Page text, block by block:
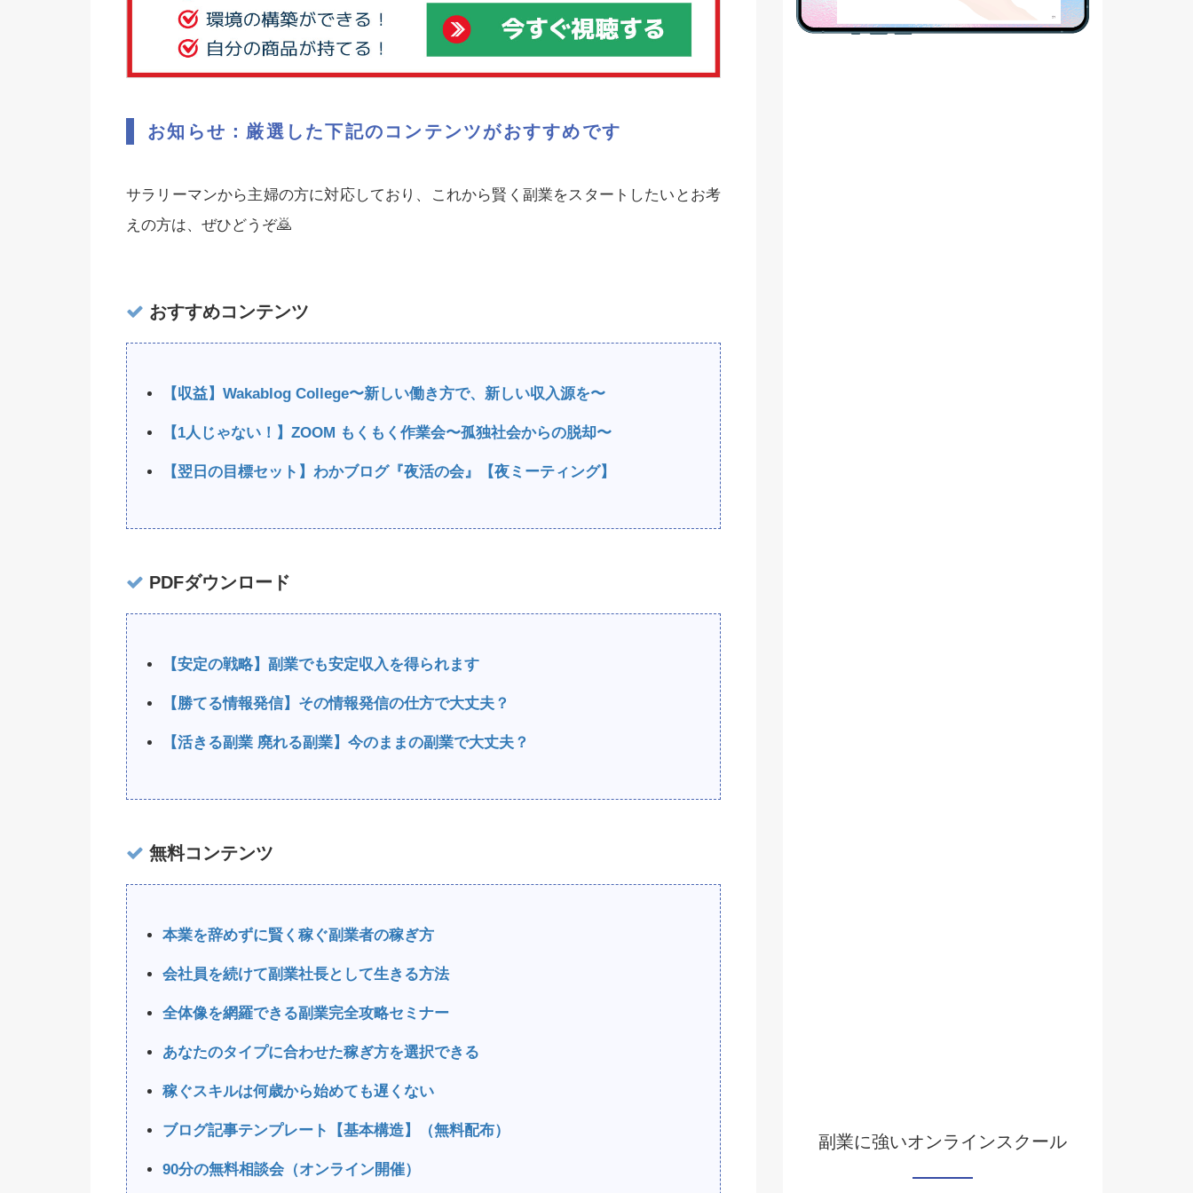
お知らせ：厳選した下記のコンテンツがおすすめです
サラリーマンから主婦の方に対応しており、これから賢く副業をスタートしたいとお考
えの方は、ぜひどうぞ🙇‍
おすすめコンテンツ
【収益】Wakablog College〜新しい働き方で、新しい収入源を〜
【1人じゃない！】ZOOM もくもく作業会〜孤独社会からの脱却〜
【翌日の目標セット】わかブログ『夜活の会』【夜ミーティング】
PDFダウンロード
【安定の戦略】副業でも安定収入を得られます
【勝てる情報発信】その情報発信の仕方で大丈夫？
【活きる副業 廃れる副業】今のままの副業で大丈夫？
無料コンテンツ
本業を辞めずに賢く稼ぐ副業者の稼ぎ方
会社員を続けて副業社長として生きる方法
全体像を網羅できる副業完全攻略セミナー
あなたのタイプに合わせた稼ぎ方を選択できる
稼ぐスキルは何歳から始めても遅くない
ブログ記事テンプレート【基本構造】（無料配布）
90分の無料相談会（オンライン開催）
副業に強いオンラインスクール